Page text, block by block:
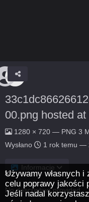
00.png hosted
1280 × 720 — PNG 3
Wysłano
1 rok temu —
Informacje
No description provided.
Używamy własnych
celu poprawy jakości
Jeśli nadal